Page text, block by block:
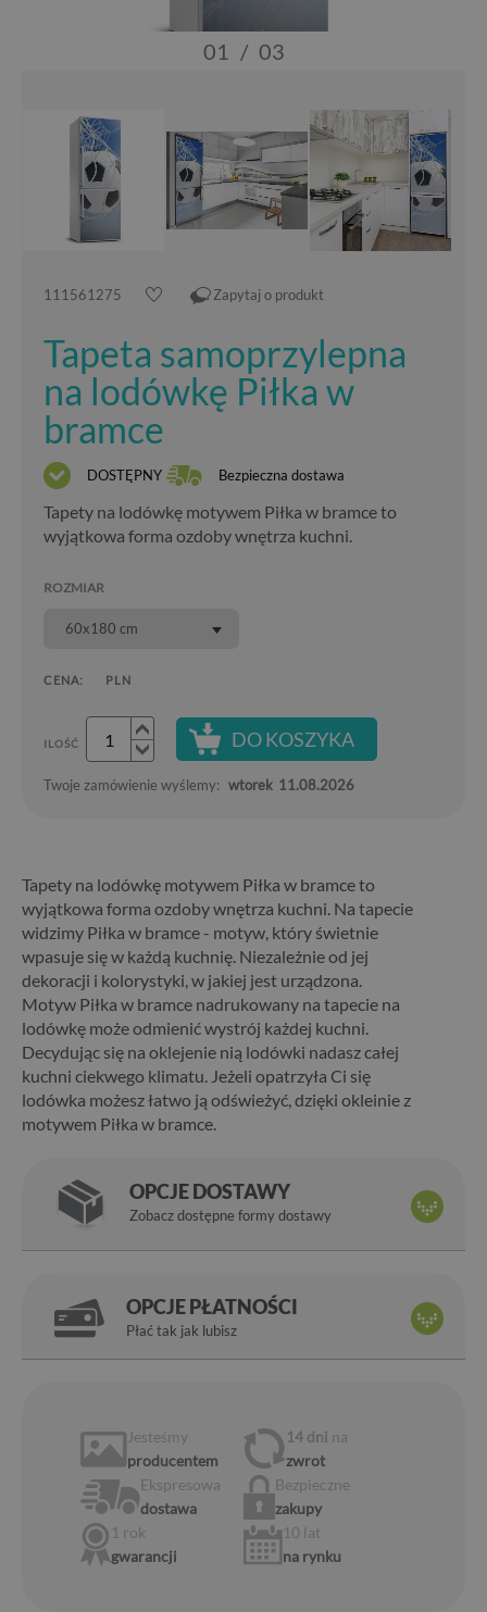
01 / 03
111561275 Zapytaj o produkt
Tapeta samoprzylepna
na lodówkę Piłka w
bramce
DOSTĘPNY Bezpieczna dostawa
Tapety na lodówkę motywem Piłka w bramce to
wyjątkowa forma ozdoby wnętrza kuchni.
ROZMIAR
60x180 cm
CENA: PLN
ILOŚĆ DO KOSZYKA
Twoje zamówienie wyślemy: wtorek 11.08.2026
Tapety na lodówkę motywem Piłka w bramce to
wyjątkowa forma ozdoby wnętrza kuchni. Na tapecie
widzimy Piłka w bramce - motyw, który świetnie
wpasuje się w każdą kuchnię. Niezależnie od jej
dekoracji i kolorystyki, w jakiej jest urządzona.
Motyw Piłka w bramce nadrukowany na tapecie na
lodówkę może odmienić wystrój każdej kuchni.
Decydując się na oklejenie nią lodówki nadasz całej
kuchni ciekwego klimatu. Jeżeli opatrzyła Ci się
lodówka możesz łatwo ją odświeżyć, dzięki okleinie z
motywem Piłka w bramce.
OPCJE DOSTAWY
Zobacz dostępne formy dostawy
OPCJE PŁATNOŚCI
Płać tak jak lubisz
Jesteśmy
producentem
14 dni na
zwrot
Ekspresowa
dostawa
Bezpieczne
zakupy
1 rok
gwarancji
10 lat
na rynku